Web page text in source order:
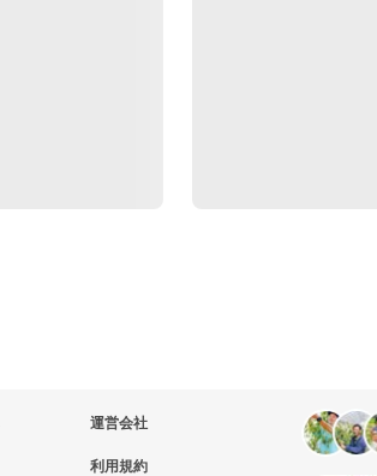
運営会社
利用規約